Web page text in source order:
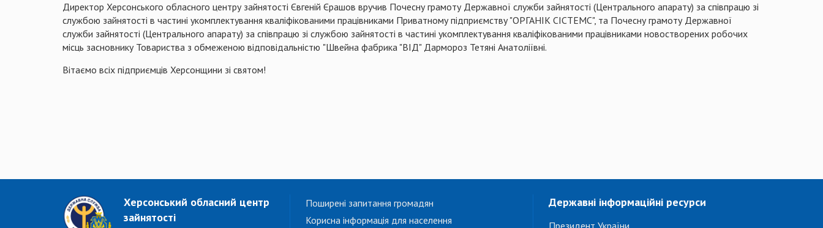
Директор Херсонського обласного центру зайнятості Євгеній Єрашов вручив Почесну грамоту Державної служби зайнятості (Центрального апарату) за співпрацю зі
службою зайнятості в частині укомплектування кваліфікованими працівниками Приватному підприємству "ОРГАНІК СІСТЕМС", та Почесну грамоту Державної
служби зайнятості (Центрального апарату) за співпрацю зі службою зайнятості в частині укомплектування кваліфікованими працівниками новостворених робочих
місць засновнику Товариства з обмеженою відповідальністю "Швейна фабрика "ВІД" Дармороз Тетяні Анатоліївні.
Вітаємо всіх підприємців Херсонщини зі святом!
Херсонський обласний центр
зайнятості
Поширені запитання громадян
Корисна інформація для населення
Державні інформаційні ресурси
Президент України